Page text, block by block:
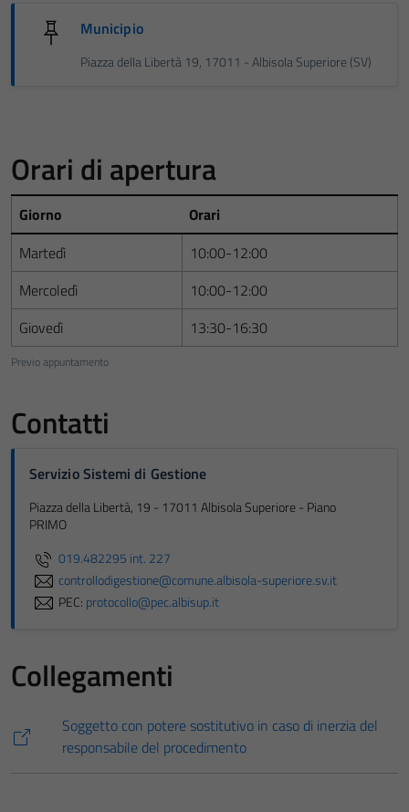
Municipio
Piazza della Libertà 19, 17011 - Albisola Superiore (SV)
Orari di apertura
Previo appuntamento
Giorno
Orari
Martedì
10:00-12:00
Mercoledì
10:00-12:00
Giovedì
13:30-16:30
Contatti
Servizio Sistemi di Gestione
Piazza della Libertà, 19 - 17011 Albisola Superiore - Piano
PRIMO
019.482295 int. 227
controllodigestione@comune.albisola-superiore.sv.it
PEC: protocollo@pec.albisup.it
Collegamenti
Soggetto con potere sostitutivo in caso di inerzia del
responsabile del procedimento